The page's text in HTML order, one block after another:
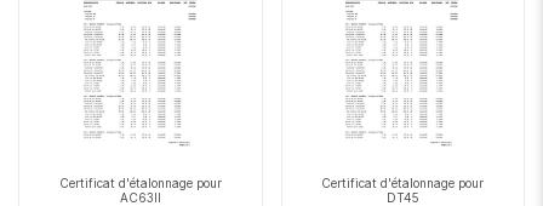
Certificat d'étalonnage pour
AC63II
Certificat d'étalonnage pour
DT45